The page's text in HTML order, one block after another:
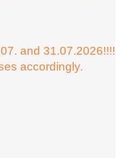
and 31.07.2026!!!!
accordingly.